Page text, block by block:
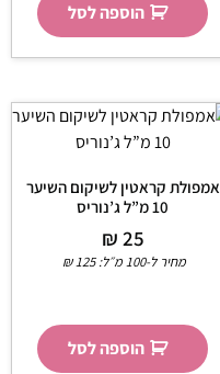
הוספה לסל
אמפולת קראטין לשיקום השיער
10 מ”ל ג’נוריס
₪25
מחיר ל-100 מ״ל: ₪125
הוספה לסל